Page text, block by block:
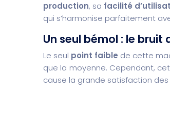
production, sa facilité
qui s’harmonise parfaitement
Un seul bémol : le
Le seul point faible de cette
que la moyenne. Cependant,
cause la grande satisfaction des